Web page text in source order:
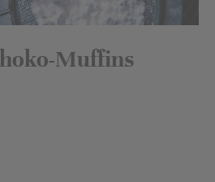
Muffins